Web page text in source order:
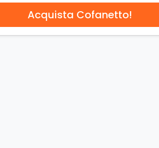
Acquista Cofanetto!